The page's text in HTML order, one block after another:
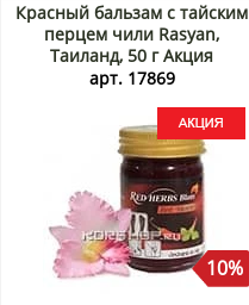
Красный бальзам с тайским
перцем чили Rasyan,
Таиланд, 50 г Акция
арт. 17869
10%